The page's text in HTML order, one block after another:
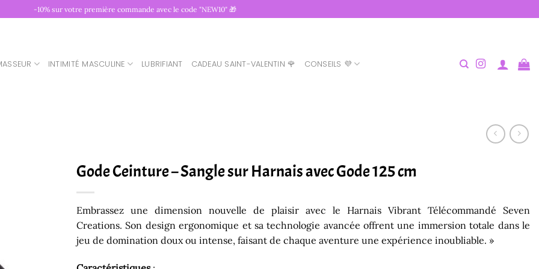
-10% sur votre première commande avec le code "NEW10" 🎁
INTIMITÉ MASCULINE LUBRIFIANT CADEAU SAINT-VALENTIN 🌹 CONSEILS 💜
Gode Ceinture – Sangle sur Harnais avec Gode 125 cm
Embrassez une dimension nouvelle de plaisir avec le Harnais Vibrant Télécommandé Seven
Creations. Son design ergonomique et sa technologie avancée offrent une immersion totale dans le
jeu de domination doux ou intense, faisant de chaque aventure une expérience inoubliable. »